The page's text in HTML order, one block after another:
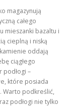
magazynują
całego
mieszanki bazaltu i
cieplną i niską
oddają
ciągłego
–
które posiada
Warto podkreślić,
podłogi nie tylko